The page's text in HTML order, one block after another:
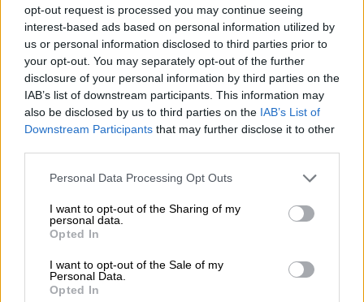
opt-out request is processed you may continue seeing
interest-based ads based on personal information utilized by
us or personal information disclosed to third parties prior to
your opt-out. You may separately opt-out of the further
disclosure of your personal information by third parties on the
IAB’s list of downstream participants. This information may
also be disclosed by us to third parties on the IAB’s List of
Downstream Participants that may further disclose it to other
Please note that this website/app uses one or more Google
not limited to your visit or usage behaviour. You may click to
grant or deny consent to Google and its third-party tags to
use your data for below specified purposes in below Google
consent section.
Personal Data Processing Opt Outs
I want to opt-out of the Sharing of my
personal data.
Opted In
I want to opt-out of the Sale of my
Personal Data.
Opted In
Ελλάδα 21.03.2026 08:06
Στον ανακριτή σήμερα ο ιδιοκτήτης της
γκαλερί στο Κολωνάκι: Το Ευαγγέλιο και
οι 400 πίνακες
ιδιοκτήτης στα κοινωνικά δίκτυα, στάθηκε η
αφορμή για να γίνει έφοδος των Αρχών σε
δύο αποθήκες του